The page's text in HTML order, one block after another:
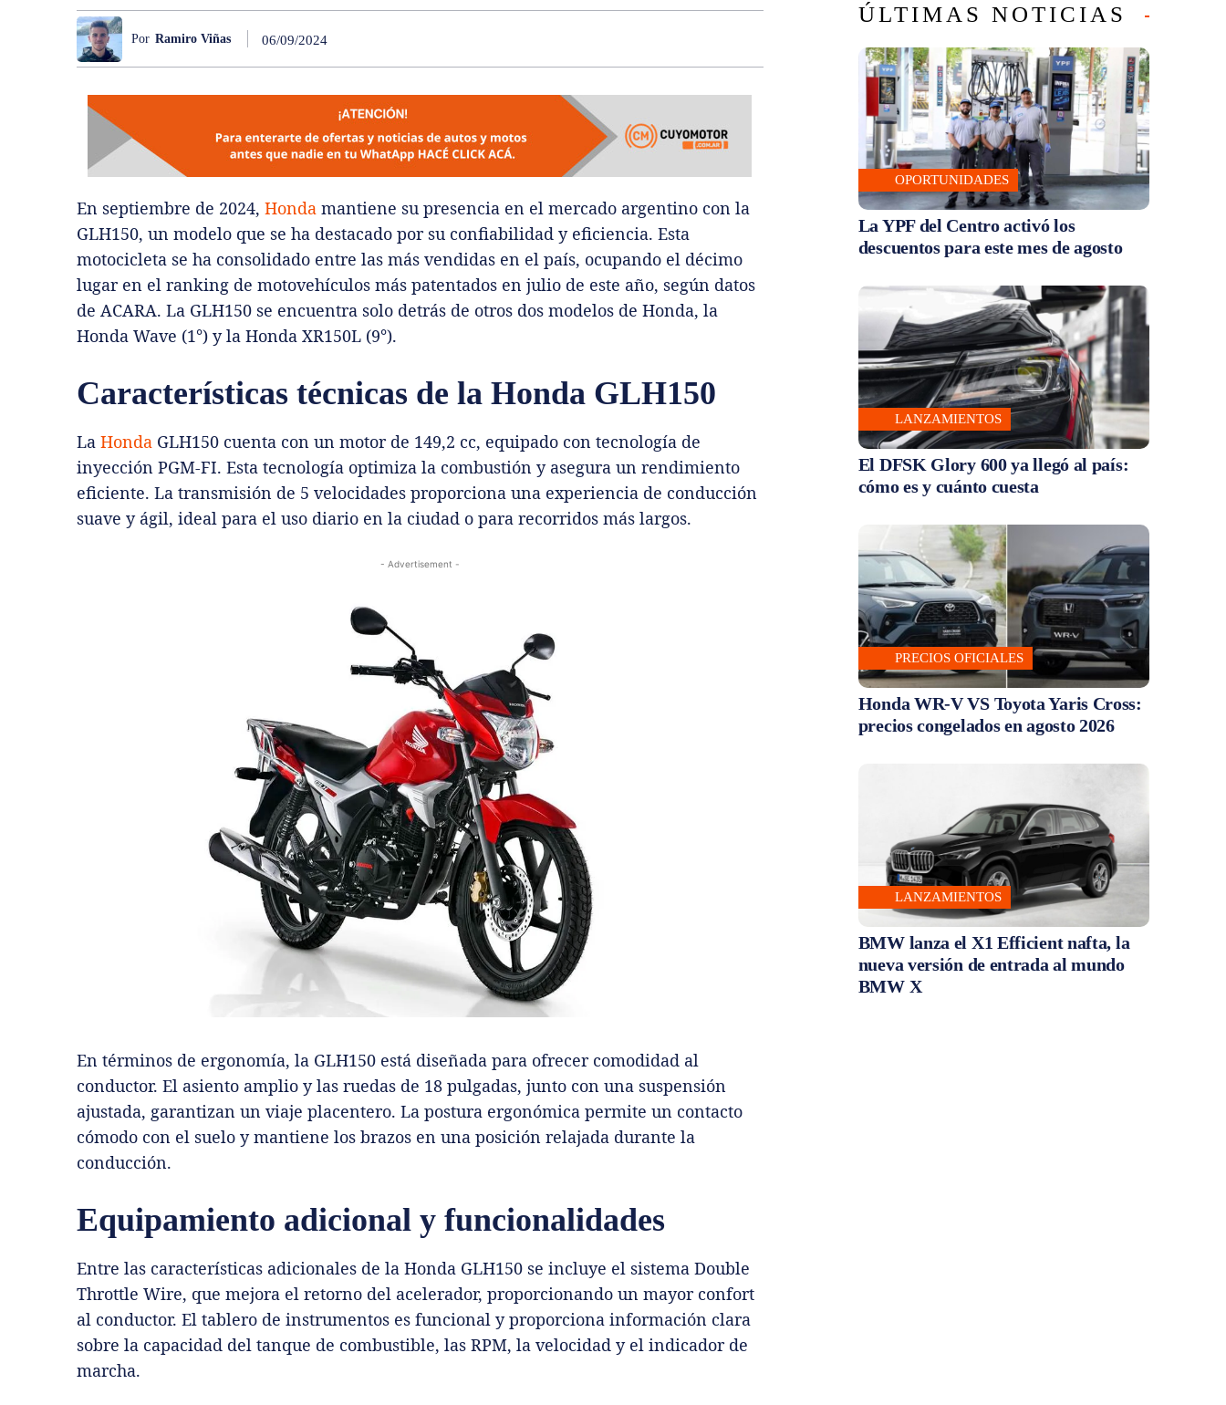
Por Ramiro Viñas 06/09/2024
En septiembre de 2024, Honda mantiene su presencia en el mercado argentino con la
GLH150, un modelo que se ha destacado por su confiabilidad y eficiencia. Esta
motocicleta se ha consolidado entre las más vendidas en el país, ocupando el décimo
lugar en el ranking de motovehículos más patentados en julio de este año, según datos
de ACARA. La GLH150 se encuentra solo detrás de otros dos modelos de Honda, la
Honda Wave (1°) y la Honda XR150L (9°).
Características técnicas de la Honda GLH150
La Honda GLH150 cuenta con un motor de 149,2 cc, equipado con tecnología de
inyección PGM-FI. Esta tecnología optimiza la combustión y asegura un rendimiento
eficiente. La transmisión de 5 velocidades proporciona una experiencia de conducción
suave y ágil, ideal para el uso diario en la ciudad o para recorridos más largos.
- Advertisement -
En términos de ergonomía, la GLH150 está diseñada para ofrecer comodidad al
conductor. El asiento amplio y las ruedas de 18 pulgadas, junto con una suspensión
ajustada, garantizan un viaje placentero. La postura ergonómica permite un contacto
cómodo con el suelo y mantiene los brazos en una posición relajada durante la
conducción.
Equipamiento adicional y funcionalidades
Entre las características adicionales de la Honda GLH150 se incluye el sistema Double
Throttle Wire, que mejora el retorno del acelerador, proporcionando un mayor confort
al conductor. El tablero de instrumentos es funcional y proporciona información clara
sobre la capacidad del tanque de combustible, las RPM, la velocidad y el indicador de
marcha.
ÚLTIMAS NOTICIAS
OPORTUNIDADES
La YPF del Centro activó los
descuentos para este mes de agosto
LANZAMIENTOS
El DFSK Glory 600 ya llegó al país:
cómo es y cuánto cuesta
PRECIOS OFICIALES
Honda WR-V VS Toyota Yaris Cross:
precios congelados en agosto 2026
LANZAMIENTOS
BMW lanza el X1 Efficient nafta, la
nueva versión de entrada al mundo
BMW X